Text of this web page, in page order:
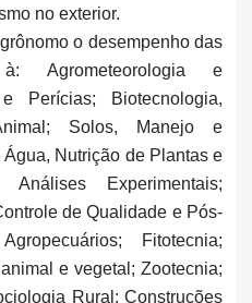
no exterior.
o desempenho das
Agrometeorologia e
Perícias; Biotecnologia,
Solos, Manejo e
Nutrição de Plantas e
Experimentais;
de Qualidade e Pós-
Fitotecnia;
e vegetal; Zootecnia;
Rural; Construções